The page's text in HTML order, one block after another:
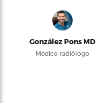
González Pons MD
Médico radiólogo